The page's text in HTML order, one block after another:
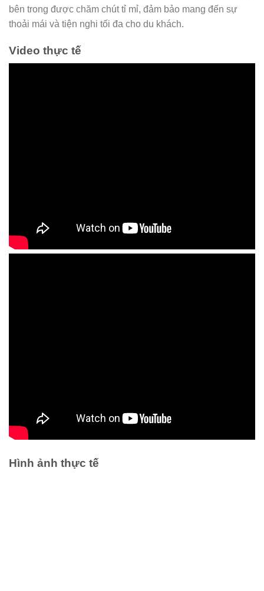
bên trong được chăm chút tỉ mỉ, đảm bảo mang đến sự
thoải mái và tiện nghi tối đa cho du khách.
Video thực tế
Hình ảnh thực tế